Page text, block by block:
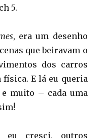
5.
, era um desenho
que beiravam o
dos carros
física. E lá eu queria
muito – cada uma
eu cresci, outros